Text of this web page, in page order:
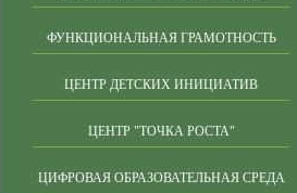
ФУНКЦИОНАЛЬНАЯ ГРАМОТНОСТЬ
ЦЕНТР ДЕТСКИХ ИНИЦИАТИВ
ЦЕНТР "ТОЧКА РОСТА"
ЦИФРОВАЯ ОБРАЗОВАТЕЛЬНАЯ СРЕДА